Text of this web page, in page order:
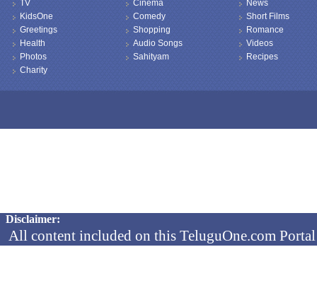
TV
KidsOne
Greetings
Health
Photos
Charity
Cinema
Comedy
Shopping
Audio Songs
Sahityam
News
Short Films
Romance
Videos
Recipes
Disclaimer:
All content included on this TeluguOne.com